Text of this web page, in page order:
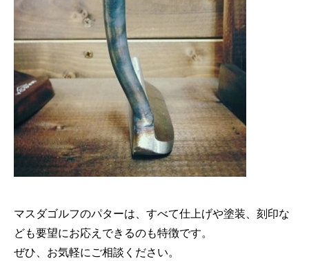
マスダゴルフのパターは、すべて仕上げや塗装、刻印な
ども要望にお応えできるのも特徴です。
ぜひ、お気軽にご相談ください。